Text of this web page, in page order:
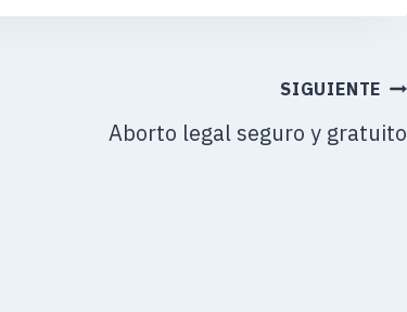
SIGUIENTE
Aborto legal seguro y gratuito